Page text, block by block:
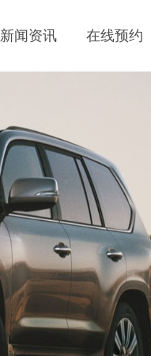
新闻资讯 在线预约